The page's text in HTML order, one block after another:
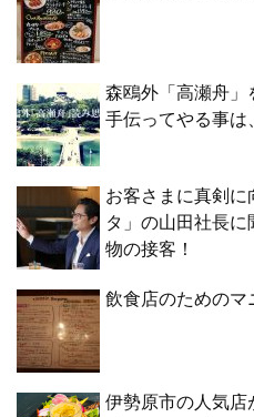
森鴎外「高瀬舟」
手伝ってやる事は
お客さまに真剣に
タ」の山田社長
物の接客！
飲食店のためのマ
伊勢原市の人気店